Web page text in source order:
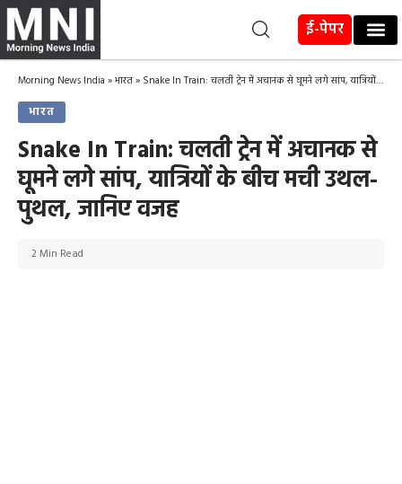
ई-पेपर
Morning News India »भारत» Snake In Train: चलती ट्रेन में अचानक से घूमने लगे सांप, यात्रियों के बीच मची उथल-पुथल, जानिए वजह
भारत
Snake In Train: चलती ट्रेन में अचानक से
घूमने लगे सांप, यात्रियों के बीच मची उथल-
पुथल, जानिए वजह
2 Min Read